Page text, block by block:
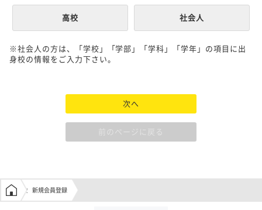
高校 社会人
※社会人の方は、「学校」「学部」「学科」「学年」の項目に出
身校の情報をご入力下さい。
次へ
前のページに戻る
学生の窓口トップ
新規会員登録